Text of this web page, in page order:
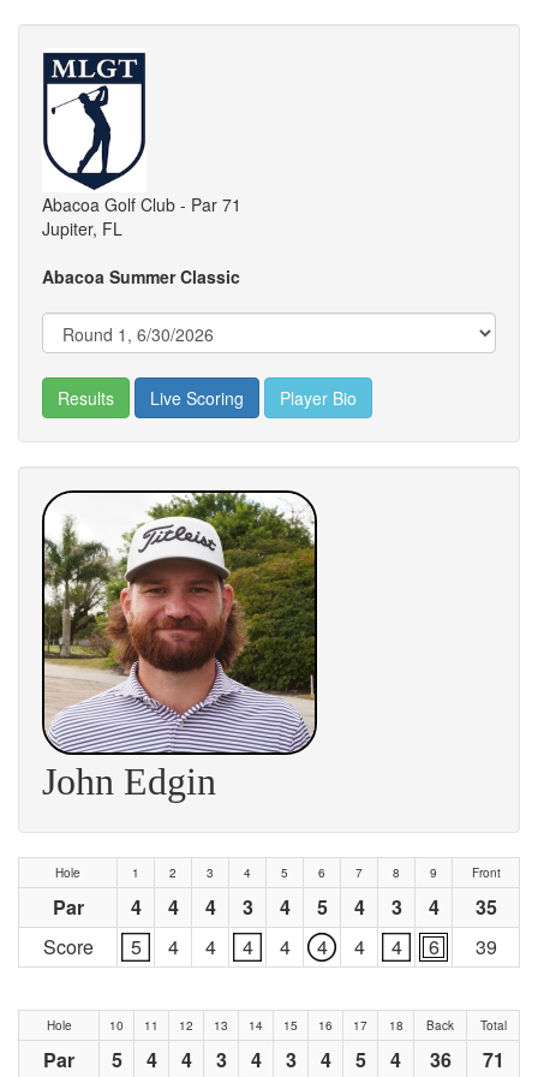
Abacoa Golf Club - Par 71
Jupiter, FL
Abacoa Summer Classic
Results Live Scoring Player Bio
John Edgin
Hole 1 2 3 4 5 6 7 8 9 Front
Par 4 4 4 3 4 5 4 3 4
35
Score
5 4 4 4 4 4 4 4 6 39
Hole 10 11 12 13 14 15 16 17 18 Back Total
Par 5 4 4 3 4 3 4 5 4 36 71